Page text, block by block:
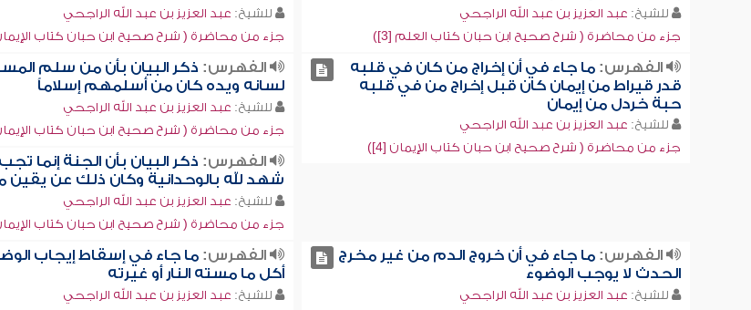
للشيخ: عبد العزيز بن عبد الله الراجحي
جزء من محاضرة ( شرح صحيح ابن حبان كتاب العلم [3])
للشيخ: عبد العزيز بن عبد الله الراجحي
جزء من محاضرة ( شرح صحيح ابن حبان كتاب الإيمان
الفهرس:ما جاء في أن إخراج من كان في قلبه
قدر قيراط من إيمان كان قبل إخراج من في قلبه
حبة خردل من إيمان
للشيخ: عبد العزيز بن عبد الله الراجحي
جزء من محاضرة ( شرح صحيح ابن حبان كتاب الإيمان [4])
الفهرس: ذكر البيان بأن من سلم
لسانه ويده كان من أسلمهم إسلاماً
للشيخ: عبد العزيز بن عبد الله الراجحي
جزء من محاضرة ( شرح صحيح ابن حبان كتاب الإيمان
الفهرس: ذكر البيان بأن الجنة إنما
شهد لله بالوحدانية وكان ذلك عن يقين
للشيخ: عبد العزيز بن عبد الله الراجحي
جزء من محاضرة ( شرح صحيح ابن حبان كتاب الإيمان
الفهرس:ما جاء في أن خروج الدم من غير مخرج
الحدث لا يوجب الوضوء
للشيخ: عبد العزيز بن عبد الله الراجحي
الفهرس: ما جاء في إسقاط إيجاب
أكل ما مسته النار أو غيرته
للشيخ: عبد العزيز بن عبد الله الراجحي